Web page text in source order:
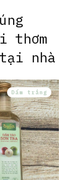
thơm
nhà
Dấm trắng